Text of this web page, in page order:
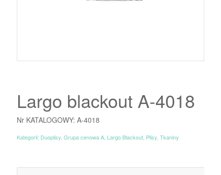
Largo blackout A-4018
Nr KATALOGOWY: A-4018
Kategorii: Duoplisy, Grupa cenowa A, Largo Blackout, Plisy, Tkaniny